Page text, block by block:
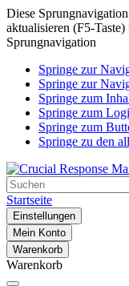
Diese
aktualisieren (F5-
Sprungnavigation
Springe zur
Springe zur
Springe zum
Springe zum
Springe zum
Springe zu den
Startseite
Einstellungen
Mein Konto
Warenkorb
Warenkorb